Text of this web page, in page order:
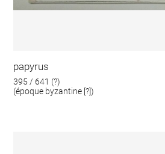
papyrus
395 / 641 (?)
(époque byzantine [?])